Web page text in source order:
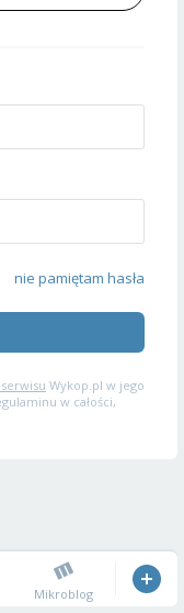
nie pamiętam hasła
Wykop.pl w jego
w całości,
Mikroblog